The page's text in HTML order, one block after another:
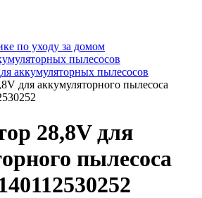
по уходу за домом
пылесосов
аккумуляторных пылесосов
для аккумуляторного пылесоса
28,8V для
пылесоса